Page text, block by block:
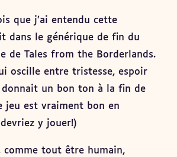
que j’ai entendu cette
dans le générique de fin du
de Tales from the Borderlands.
oscille entre tristesse, espoir
donnait un bon ton à la fin de
jeu est vraiment bon en
y jouer!)
comme tout être humain,